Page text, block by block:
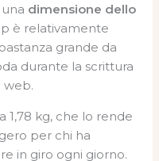
dimensione dello
è relativamente
grande da
durante la scrittura
web.
1,78 kg, che lo rende
per chi ha
in giro ogni giorno.